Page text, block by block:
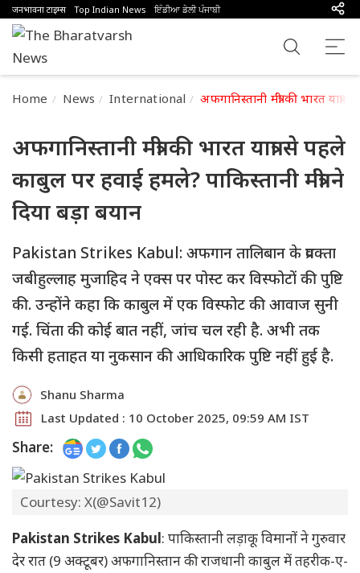
जनभावना टाइम्स Top Indian News ਇੰਡੀਆ ਡੇਲੀ ਪੰਜਾਬੀ
Home News International अफगानिस्तानी मंत्री की भारत
अफगानिस्तानी मंत्री की भारत यात्रा से पहले
काबुल पर हवाई हमले? पाकिस्तानी मंत्री ने
दिया बड़ा बयान
Pakistan Strikes Kabul: अफगान तालिबान के प्रवक्ता
जबीहुल्लाह मुजाहिद ने एक्स पर पोस्ट कर विस्फोटों की पुष्टि
की. उन्होंने कहा कि काबुल में एक विस्फोट की आवाज सुनी
गई. चिंता की कोई बात नहीं, जांच चल रही है. अभी तक
किसी हताहत या नुकसान की आधिकारिक पुष्टि नहीं हुई है.
Shanu Sharma
Last Updated : 10 October 2025, 09:59 AM IST
Share:
Courtesy: X(@Savit12)
Pakistan Strikes Kabul: पाकिस्तानी लड़ाकू विमानों ने गुरुवार
देर रात (9 अक्टूबर) अफगानिस्तान की राजधानी काबुल में तहरीक-ए-